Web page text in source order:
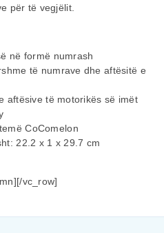
për të vegjëlit.
në formë numrash
të numrave dhe aftësitë e
aftësive të motorikës së imët
CoComelon
22.2 x 1 x 29.7 cm
vc_row]